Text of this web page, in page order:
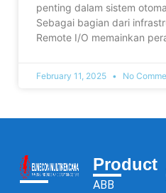
penting dalam sistem
Sebagai bagian dari
Remote I/O memainkan
February 11, 2025 No
Product
ABB